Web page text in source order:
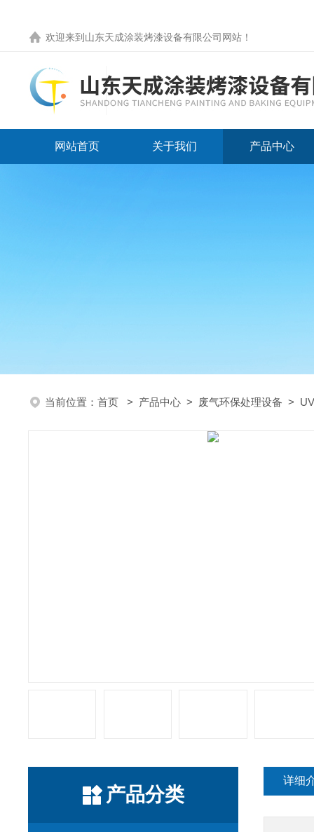
欢迎来到 山东天成涂装烤漆设备有限公司网站 ！
网站首页 关于我们 产品中心
当前位置： 首页 > 产品中心 > 废气环保处理设备 >
产品分类
详细